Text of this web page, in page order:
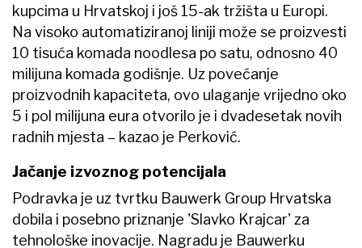
kupcima u Hrvatskoj i još 15-ak tržišta u Europi.
Na visoko automatiziranoj liniji može se proizvesti
10 tisuća komada noodlesa po satu, odnosno 40
milijuna komada godišnje. Uz povećanje
proizvodnih kapaciteta, ovo ulaganje vrijedno oko
5 i pol milijuna eura otvorilo je i dvadesetak novih
radnih mjesta – kazao je Perković.
Jačanje izvoznog potencijala
Podravka je uz tvrtku Bauwerk Group Hrvatska
dobila i posebno priznanje 'Slavko Krajcar' za
tehnološke inovacije. Nagradu je Bauwerku